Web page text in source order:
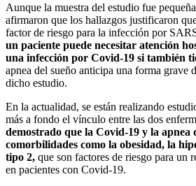
Aunque la muestra del estudio fue
afirmaron que los hallazgos justificaron
factor de riesgo para la infección por
un paciente puede necesitar atención
una infección por Covid-19 si también
apnea del sueño anticipa una forma grave
dicho estudio.
En la actualidad, se están realizando
más a fondo el vínculo entre las dos
demostrado que la Covid-19 y la apnea
comorbilidades como la obesidad, la
tipo 2, que son factores de riesgo para un
en pacientes con Covid-19.